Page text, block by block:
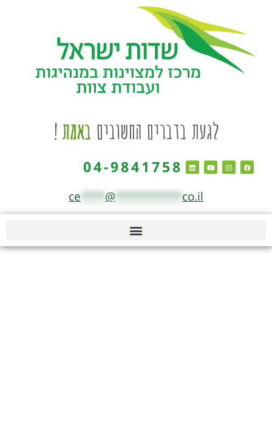
לגעת בדברים החשובים באמת!
04-9841758
ce****@***********co.il